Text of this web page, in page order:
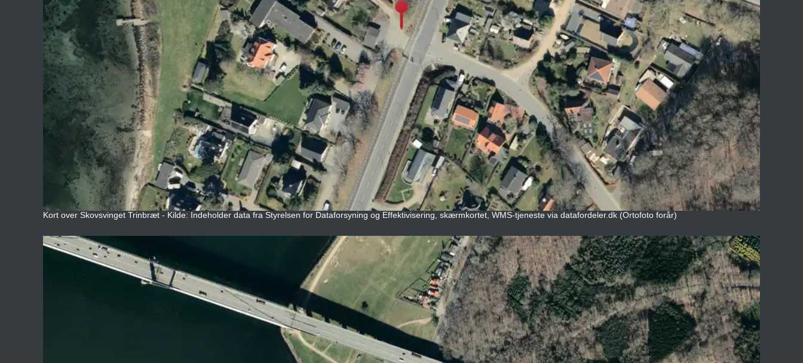
Kort over Skovsvinget Trinbræt - Kilde: Indeholder data fra Styrelsen for Dataforsyning og Effektivisering, skærmkortet, WMS-tjeneste via datafordeler.dk (Ortofoto forår)